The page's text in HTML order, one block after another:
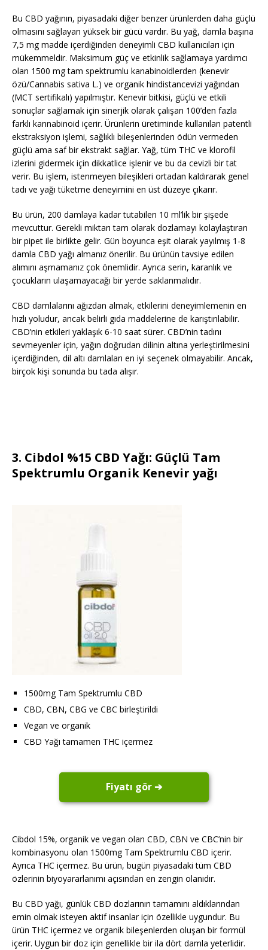
Bu CBD yağının, piyasadaki diğer benzer ürünlerden daha güçlü
olmasını sağlayan yüksek bir gücü vardır. Bu yağ, damla başına
7,5 mg madde içerdiğinden deneyimli CBD kullanıcıları için
mükemmeldir. Maksimum güç ve etkinlik sağlamaya yardımcı
olan 1500 mg tam spektrumlu kanabinoidlerden (kenevir
özü/Cannabis sativa L.) ve organik hindistancevizi yağından
(MCT sertifikalı) yapılmıştır. Kenevir bitkisi, güçlü ve etkili
sonuçlar sağlamak için sinerjik olarak çalışan 100’den fazla
farklı kannabinoid içerir. Ürünlerin üretiminde kullanılan patentli
ekstraksiyon işlemi, sağlıklı bileşenlerinden ödün vermeden
güçlü ama saf bir ekstrakt sağlar. Yağ, tüm THC ve klorofil
izlerini gidermek için dikkatlice işlenir ve bu da cevizli bir tat
verir. Bu işlem, istenmeyen bileşikleri ortadan kaldırarak genel
tadı ve yağı tüketme deneyimini en üst düzeye çıkarır.
Bu ürün, 200 damlaya kadar tutabilen 10 ml’lik bir şişede
mevcuttur. Gerekli miktarı tam olarak dozlamayı kolaylaştıran
bir pipet ile birlikte gelir. Gün boyunca eşit olarak yayılmış 1-8
damla CBD yağı almanız önerilir. Bu ürünün tavsiye edilen
alımını aşmamanız çok önemlidir. Ayrıca serin, karanlık ve
çocukların ulaşamayacağı bir yerde saklanmalıdır.
CBD damlalarını ağızdan almak, etkilerini deneyimlemenin en
hızlı yoludur, ancak belirli gıda maddelerine de karıştırılabilir.
CBD’nin etkileri yaklaşık 6-10 saat sürer. CBD’nin tadını
sevmeyenler için, yağın doğrudan dilinin altına yerleştirilmesini
içerdiğinden, dil altı damlaları en iyi seçenek olmayabilir. Ancak,
birçok kişi sonunda bu tada alışır.
3. Cibdol %15 CBD Yağı: Güçlü Tam
Spektrumlu Organik Kenevir yağı
1500mg Tam Spektrumlu CBD
CBD, CBN, CBG ve CBC birleştirildi
Vegan ve organik
CBD Yağı tamamen THC içermez
Fiyatı gör ➔
Cibdol 15%, organik ve vegan olan CBD, CBN ve CBC’nin bir
kombinasyonu olan 1500mg Tam Spektrumlu CBD içerir.
Ayrıca THC içermez. Bu ürün, bugün piyasadaki tüm CBD
özlerinin biyoyararlanımı açısından en zengin olanıdır.
Bu CBD yağı, günlük CBD dozlarının tamamını aldıklarından
emin olmak isteyen aktif insanlar için özellikle uygundur. Bu
ürün THC içermez ve organik bileşenlerden oluşan bir formül
içerir. Uygun bir doz için genellikle bir ila dört damla yeterlidir.